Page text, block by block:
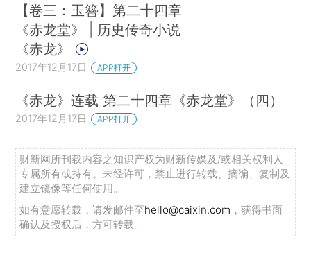
【卷三：玉簪】第二十四章
《赤龙堂》 | 历史传奇小说
《赤龙》
2017年12月17日 APP打开
《赤龙》连载 第二十四章《赤龙堂》（四）
2017年12月17日 APP打开
财新网所刊载内容之知识产权为财新传媒及/或相关权利人
专属所有或持有。未经许可，禁止进行转载、摘编、复制及
建立镜像等任何使用。
如有意愿转载，请发邮件至hello@caixin.com ，获得书面
确认及授权后，方可转载。